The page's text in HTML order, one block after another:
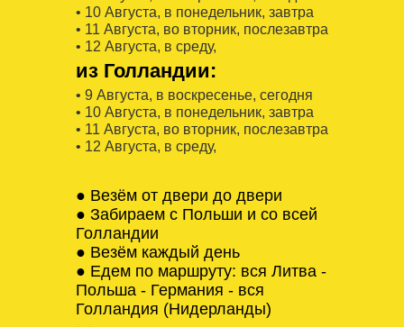
• 10 Августa, в понедельник, завтра
• 11 Августa, во вторник, послезавтра
• 12 Августa, в среду,
из Голландии:
• 9 Августa, в воскресенье, сегодня
• 10 Августa, в понедельник, завтра
• 11 Августa, во вторник, послезавтра
• 12 Августa, в среду,
● Везём от двери до двери
● Забираем с Польши и со всей
Голландии
● Везём каждый день
● Едем по маршруту: вся Литва -
Польша - Германия - вся
Голландия (Нидерланды)